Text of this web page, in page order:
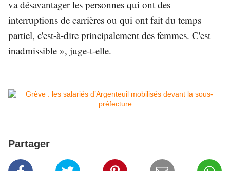
va désavantager les personnes qui ont des
interruptions de carrières ou qui ont fait du temps
partiel, c'est-à-dire principalement des femmes. C'est
inadmissible », juge-t-elle.
Partager